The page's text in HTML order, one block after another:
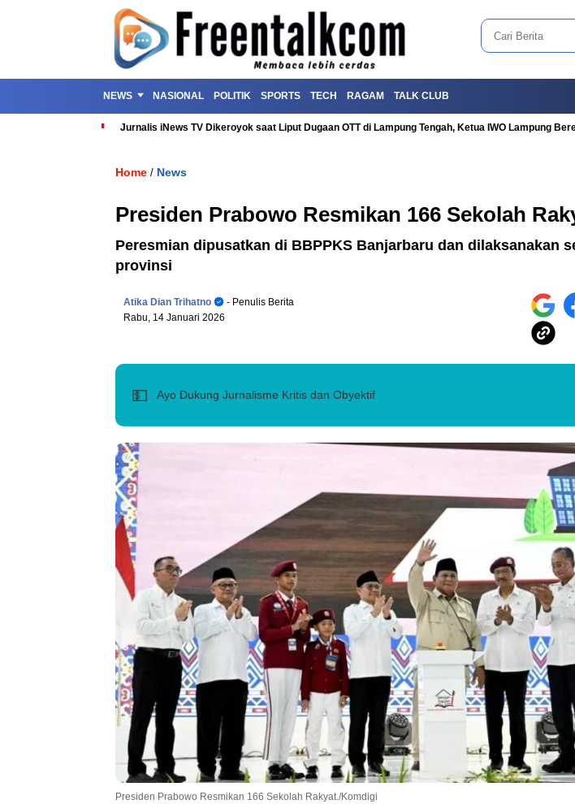
NEWS NASIONAL POLITIK SPORTS TECH RAGAM TALK CLUB
Jurnalis iNews TV Dikeroyok saat Liput Dugaan OTT di Lampung Tengah, Ketua IWO Lampung
Home / News
Presiden Prabowo Resmikan 166 Sekolah
Peresmian dipusatkan di BBPPKS Banjarbaru dan dilaksanakan
provinsi
Atika Dian Trihatno
- Penulis Berita
Rabu, 14 Januari 2026
💵 Ayo Dukung Jurnalisme Kritis dan Obyektif
Presiden Prabowo Resmikan 166 Sekolah Rakyat./Komdigi